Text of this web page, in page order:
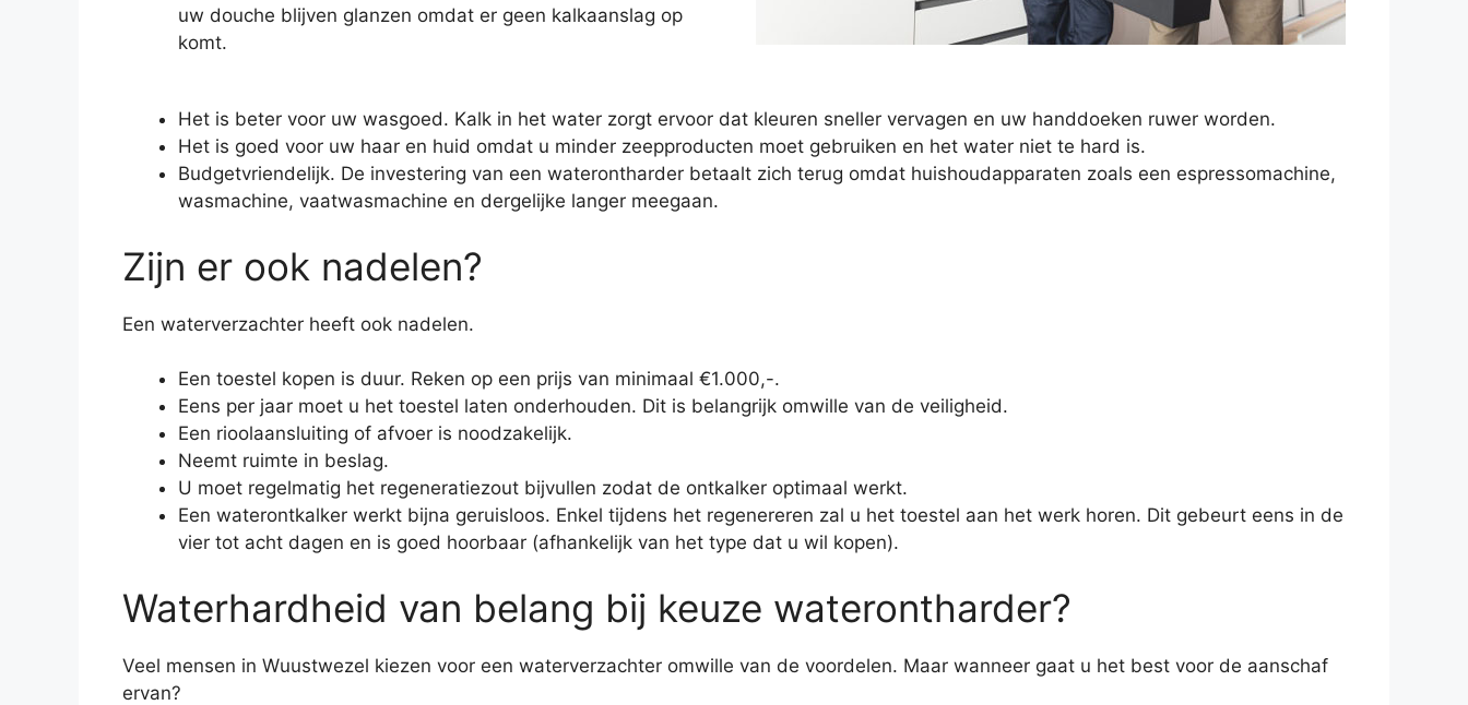
uw douche blijven glanzen omdat er geen kalkaanslag op
komt.
Het is beter voor uw wasgoed. Kalk in het water zorgt ervoor dat kleuren sneller vervagen en uw handdoeken ruwer worden.
Het is goed voor uw haar en huid omdat u minder zeepproducten moet gebruiken en het water niet te hard is.
Budgetvriendelijk. De investering van een waterontharder betaalt zich terug omdat huishoudapparaten zoals een espressomachine,
wasmachine, vaatwasmachine en dergelijke langer meegaan.
Zijn er ook nadelen?
Een waterverzachter heeft ook nadelen.
Een toestel kopen is duur. Reken op een prijs van minimaal €1.000,-.
Eens per jaar moet u het toestel laten onderhouden. Dit is belangrijk omwille van de veiligheid.
Een rioolaansluiting of afvoer is noodzakelijk.
Neemt ruimte in beslag.
U moet regelmatig het regeneratiezout bijvullen zodat de ontkalker optimaal werkt.
Een waterontkalker werkt bijna geruisloos. Enkel tijdens het regenereren zal u het toestel aan het werk horen. Dit gebeurt eens in de
vier tot acht dagen en is goed hoorbaar (afhankelijk van het type dat u wil kopen).
Waterhardheid van belang bij keuze waterontharder?
Veel mensen in Wuustwezel kiezen voor een waterverzachter omwille van de voordelen. Maar wanneer gaat u het best voor de aanschaf
ervan?